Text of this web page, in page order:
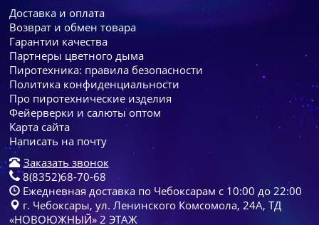
Доставка и оплата
Возврат и обмен товара
Гарантии качества
Партнеры цветного дыма
Пиротехника: правила безопасности
Политика конфиденциальности
Про пиротехнические изделия
Фейерверки и салюты оптом
Карта сайта
Написать на почту
Заказать звонок
8(8352)68-70-68
Ежедневная доставка по Чебоксарам с 10:00 до 22:00
г. Чебоксары, ул. Ленинского Комсомола, 24А, ТД
«НОВОЮЖНЫЙ» 2 ЭТАЖ